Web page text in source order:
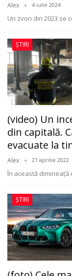
Alex 4 iulie 2024
Un zvon din 2023 se
ȘTIRI
(video) Un
din capitală.
evacuate la
Alex 21 aprilie 2022
În această dimineaţă
ȘTIRI